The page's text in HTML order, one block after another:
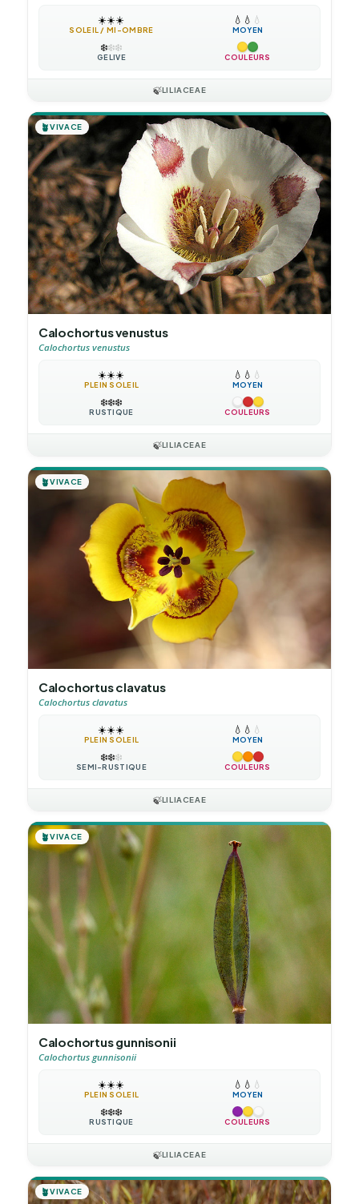
☀️☀️☀️
SOLEIL / MI-OMBRE
💧 💧 💧
MOYEN
❄️❄️❄️
GÉLIVE COULEURS
🍃LILIACEAE
🪴VIVACE
Calochortus venustus
Calochortus venustus
☀️☀️☀️
PLEIN SOLEIL
💧 💧 💧
MOYEN
❄️❄️❄️
RUSTIQUE COULEURS
🍃LILIACEAE
🪴VIVACE
Calochortus clavatus
Calochortus clavatus
☀️☀️☀️
PLEIN SOLEIL
💧 💧 💧
MOYEN
❄️❄️❄️
SEMI-RUSTIQUE COULEURS
🍃LILIACEAE
🪴VIVACE
Calochortus gunnisonii
Calochortus gunnisonii
☀️☀️☀️
PLEIN SOLEIL
💧 💧 💧
MOYEN
❄️❄️❄️
RUSTIQUE COULEURS
🍃LILIACEAE
🪴VIVACE